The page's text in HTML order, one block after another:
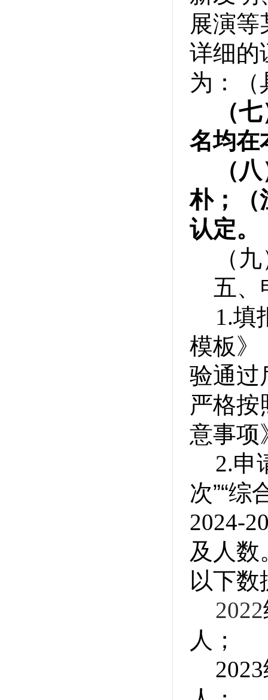
展演等
详细的
为：（
（
名均在
（
朴；（
认定。
（
五、
1.填
模板》
验通过
严格按
意事项
2.申
次”“综
2024-
及人数
以下数
2022
人；
2023